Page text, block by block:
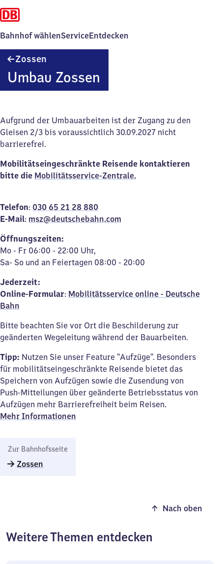
Bahnhof wählenServiceEntdecken
Zossen
Umbau Zossen
Aufgrund der Umbauarbeiten ist der Zugang zu den
Gleisen 2/3 bis voraussichtlich 30.09.2027 nicht
barrierefrei.
Mobilitätseingeschränkte Reisende kontaktieren
bitte die Mobilitätsservice-Zentrale.
Telefon: 030 65 21 28 880
E-Mail: msz@deutschebahn.com
Öffnungszeiten:
Mo - Fr 06:00 - 22:00 Uhr,
Sa- So und an Feiertagen 08:00 - 20:00
Jederzeit:
Online-Formular: Mobilitätsservice online - Deutsche
Bahn
Bitte beachten Sie vor Ort die Beschilderung zur
geänderten Wegeleitung während der Bauarbeiten.
Tipp: Nutzen Sie unser Feature "Aufzüge". Besonders
für mobilitätseingeschränkte Reisende bietet das
Speichern von Aufzügen sowie die Zusendung von
Push-Mitteilungen über geänderte Betriebsstatus von
Aufzügen mehr Barrierefreiheit beim Reisen.
Mehr Informationen
Zur Bahnhofsseite
Zossen
Nach oben
Weitere Themen entdecken